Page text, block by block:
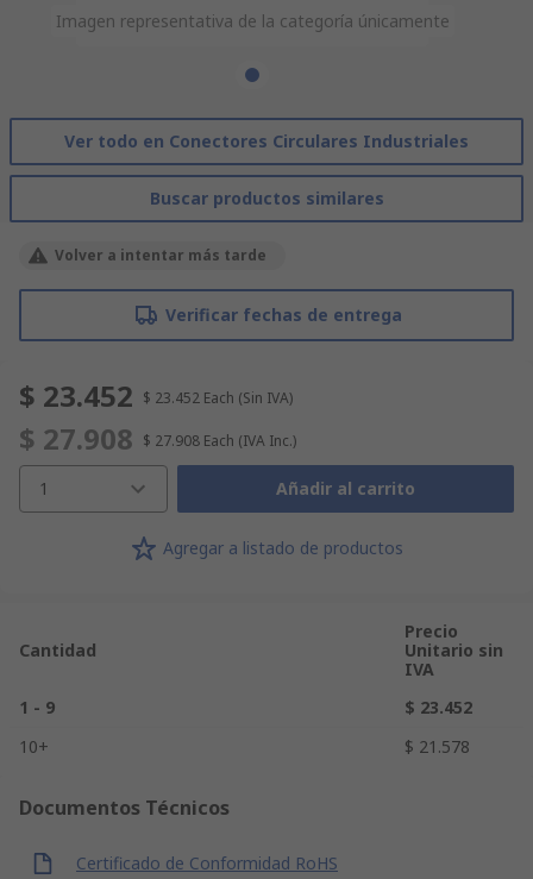
Imagen representativa de la categoría únicamente
Ver todo en Conectores Circulares Industriales
Buscar productos similares
Volver a intentar más tarde
Verificar fechas de entrega
$ 23.452 $ 23.452 Each (Sin IVA)
$ 27.908 $ 27.908 Each (IVA Inc.)
1 Añadir al carrito
Agregar a listado de productos
Cantidad
Precio
Unitario sin
IVA
1 - 9
$ 23.452
10+
$ 21.578
Documentos Técnicos
Certificado de Conformidad RoHS